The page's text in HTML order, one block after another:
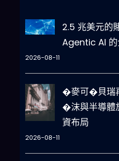
2.5 兆美元的
Agentic AI 的
2026-08-11
�麥可�貝瑞
�沫與半導體
資布局
2026-08-11